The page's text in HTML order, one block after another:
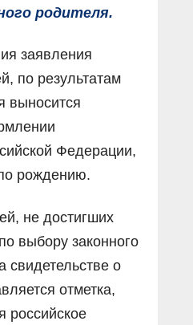
родителя.
заявления
по результатам
выносится
Федерации,
рождению.
не достигших
выбору законного
свидетельстве о
отметка,
российское